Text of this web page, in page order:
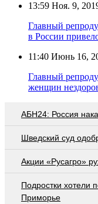
13:59 Ноя. 9,
Главный
в России
11:40 Июнь 16,
Главный
женщин
АБН24: Россия
Шведский суд
Акции «Русагро»
Подростки хотели
Приморье